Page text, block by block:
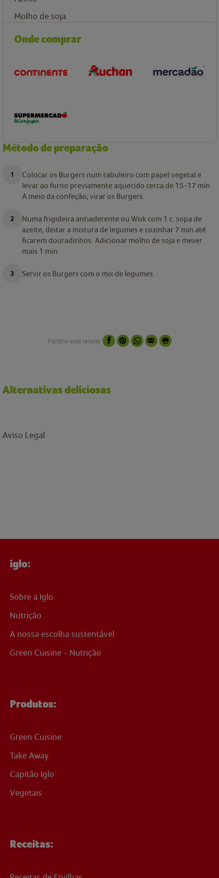
Molho de soja
Onde comprar
Método de preparação
Colocar os Burgers num tabuleiro com papel vegetal e
levar ao forno previamente aquecido cerca de 15-17 min.
A meio da confeção, virar os Burgers.
Numa frigideira antiaderente ou Wok com 1 c. sopa de
azeite, deitar a mistura de legumes e cozinhar 7 min até
ficarem douradinhos. Adicionar molho de soja e mexer
mais 1 min.
Servir os Burgers com o mix de legumes.
Partilhe esta receita
Alternativas deliciosas
Aviso Legal
iglo:
Sobre a Iglo
Nutrição
A nossa escolha sustentável
Green Cuisine - Nutrição
Produtos:
Green Cuisine
Take Away
Capitão Iglo
Vegetais
Receitas: